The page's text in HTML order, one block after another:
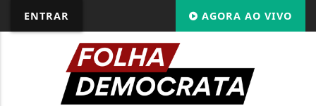
ENTRAR AGORA AO VIVO